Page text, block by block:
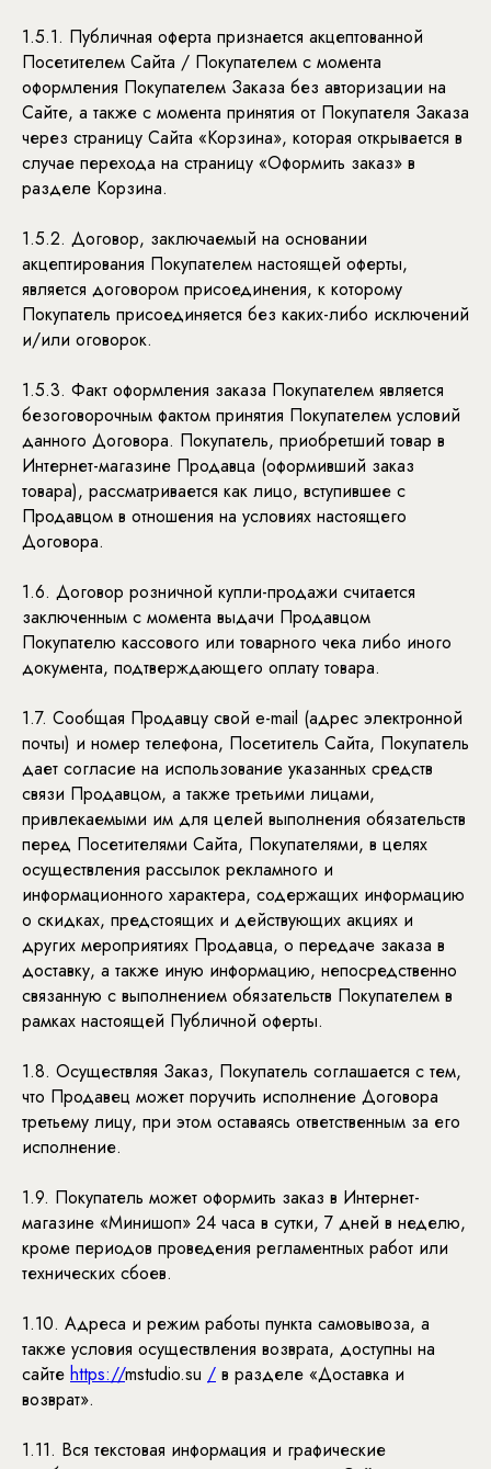
1.5.1. Публичная оферта признается акцептованной
Посетителем Сайта / Покупателем с момента
оформления Покупателем Заказа без авторизации на
Сайте, а также с момента принятия от Покупателя Заказа
через страницу Сайта «Корзина», которая открывается в
случае перехода на страницу «Оформить заказ» в
разделе Корзина.
1.5.2. Договор, заключаемый на основании
акцептирования Покупателем настоящей оферты,
является договором присоединения, к которому
Покупатель присоединяется без каких-либо исключений
и/или оговорок.
1.5.3. Факт оформления заказа Покупателем является
безоговорочным фактом принятия Покупателем условий
данного Договора. Покупатель, приобретший товар в
Интернет-магазине Продавца (оформивший заказ
товара), рассматривается как лицо, вступившее с
Продавцом в отношения на условиях настоящего
Договора.
1.6. Договор розничной купли-продажи считается
заключенным с момента выдачи Продавцом
Покупателю кассового или товарного чека либо иного
документа, подтверждающего оплату товара.
1.7. Сообщая Продавцу свой e-mail (адрес электронной
почты) и номер телефона, Посетитель Сайта, Покупатель
дает согласие на использование указанных средств
связи Продавцом, а также третьими лицами,
привлекаемыми им для целей выполнения обязательств
перед Посетителями Сайта, Покупателями, в целях
осуществления рассылок рекламного и
информационного характера, содержащих информацию
о скидках, предстоящих и действующих акциях и
других мероприятиях Продавца, о передаче заказа в
доставку, а также иную информацию, непосредственно
связанную с выполнением обязательств Покупателем в
рамках настоящей Публичной оферты.
1.8. Осуществляя Заказ, Покупатель соглашается с тем,
что Продавец может поручить исполнение Договора
третьему лицу, при этом оставаясь ответственным за его
исполнение.
1.9. Покупатель может оформить заказ в Интернет-
магазине «Минишоп» 24 часа в сутки, 7 дней в неделю,
кроме периодов проведения регламентных работ или
технических сбоев.
1.10. Адреса и режим работы пункта самовывоза, а
также условия осуществления возврата, доступны на
сайте https://mstudio.su / в разделе «Доставка и
возврат».
1.11. Вся текстовая информация и графические